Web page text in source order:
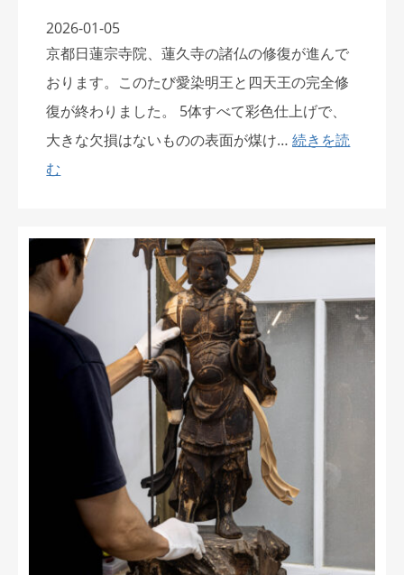
2026-01-05
京都日蓮宗寺院、蓮久寺の諸仏の修復が進んで
おります。このたび愛染明王と四天王の完全修
復が終わりました。 5体すべて彩色仕上げで、
大きな欠損はないものの表面が煤け…続きを読
む